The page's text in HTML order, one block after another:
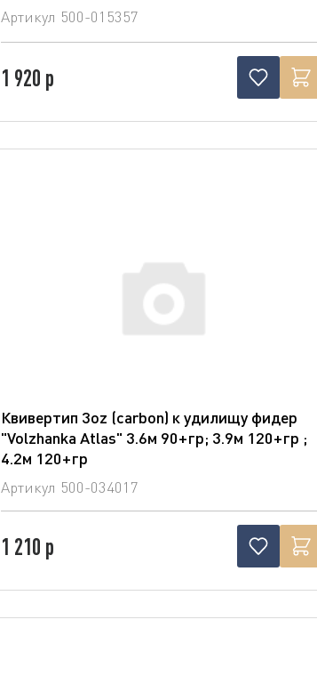
Артикул 500-015357
1 920 р
Квивертип 3oz (carbon) к удилищу фидер
"Volzhanka Atlas" 3.6м 90+гр; 3.9м 120+гр ;
4.2м 120+гр
Артикул 500-034017
1 210 р